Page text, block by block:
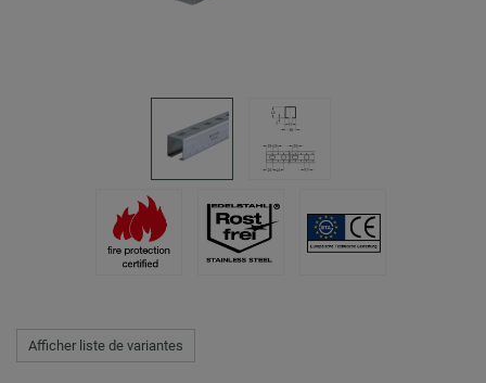
Afficher liste de variantes